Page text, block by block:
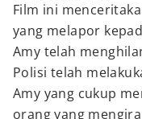
Film ini
yang melapor
Amy telah
Polisi telah
Amy yang cukup
orang yang